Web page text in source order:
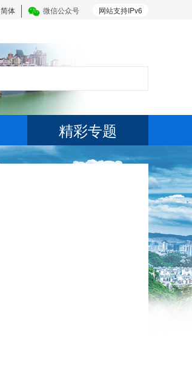
网站支持IPv6
简体 微信公众号
精彩专题